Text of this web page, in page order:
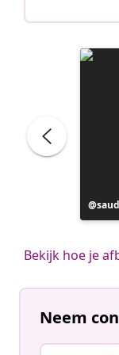
Bekijk hoe je
Neem